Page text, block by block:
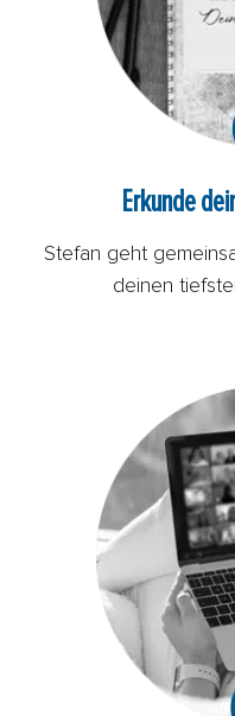
Erkunde
Stefan geht
deinen